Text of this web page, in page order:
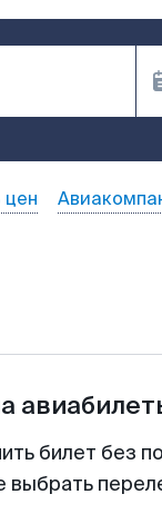
цен
билет без